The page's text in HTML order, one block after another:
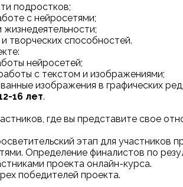
подростков;
с нейросетями;
жизнедеятельности;
творческих способностей.
нейросетей;
с текстом и изображениями;
изображения в графических
16 лет.
где вы представите свое
этап для участников
Определение финалистов по
проекта онлайн-курса.
победителей проекта.